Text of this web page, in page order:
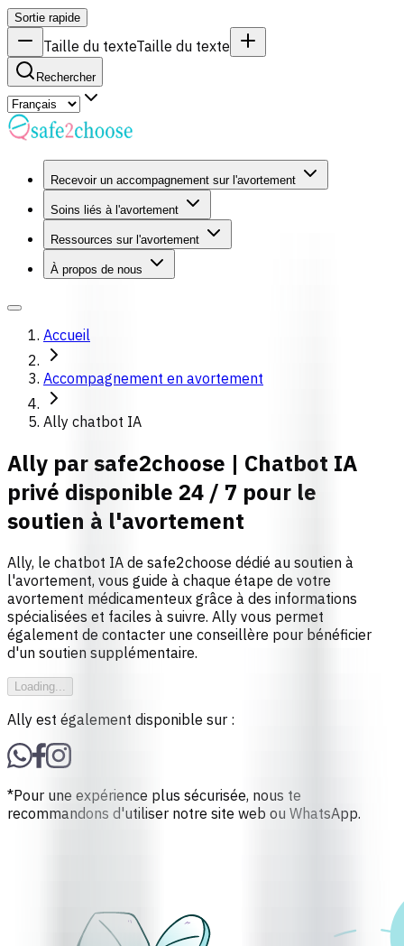
Sortie rapide
Taille du texteTaille du texte
Rechercher
Recevoir un accompagnement sur l'avortement
Soins liés à l'avortement
Ressources sur l'avortement
À propos de nous
Accueil
Accompagnement en avortement
Ally chatbot IA
Ally par safe2choose | Chatbot IA
privé disponible 24 / 7 pour le
soutien à l'avortement
Ally, le chatbot IA de safe2choose dédié au soutien à
l'avortement, vous guide à chaque étape de votre
avortement médicamenteux grâce à des informations
spécialisées et faciles à suivre. Ally vous permet
également de contacter une conseillère pour bénéficier
d'un soutien supplémentaire.
Loading...
Ally est également disponible sur :
*Pour une expérience plus sécurisée, nous te
recommandons d'utiliser notre site web ou WhatsApp.